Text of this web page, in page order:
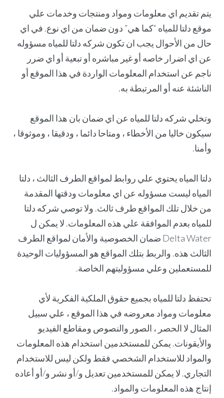
يتم تقديم اي معلومات ومواد ومنتجات وخدمات علي
موقع دلتا للمياه “كما هي” دون ضمان من اي نوع. في اي
حال من الأحوال يجب ان تكون شركه دلتا للمياه مسؤوله
عن اي اضرار خاصه أو غير مباشره أو تبعية أو اي ضرر
ناجم عن استخدام المعلومات الواردة في هذا الموقع أو
الناشئة عنه أو المرتبطة به.
وتخلي شركه دلتا للمياه عن اي ضمان بان هذا الموقع
سيكون خاليا من الأخطاء ، ومتاحا دائما ، ودقيقا ، وموثوقا ،
وأمنا.
دلتا المياه يحتوي علي روابط لمواقع الطرف الثالث ، دلتا
المياه ليست مسؤوله عن اي معلومات ودقتها المقدمة
من خلال تلك المواقع طرف ثالث. ولا توصي شركه دلتا
للمياه بعدم الموافقة علي هذه المعلومات. لا يمكن ل
Delta Water ضمان الخصوصية والأمان لمواقع الطرف
الثالث هذه. والربط بتلك المواقع هو المسؤوليات الوحيدة
للمستعملين وعلي مسؤوليتهم الخاصة.
تحتفظ دلتا للمياه بجميع حقوق الملكية الفكرية لأي
معلومات ومواد معروضه في هذا الموقع ، علي سبيل
المثال لا الحصر ، الصور والنصوص ومقاطع الفيديو
والأيقونات. يمكن للمستخدمين استخدام هذه المعلومات
والمواد للاستخدام الشخصي فقط ولكن ليس للاستخدام
التجاري. لا يمكن للمستخدمين تعديل و/أو نشر و/أو أعاده
إنتاج هذه المعلومات والمواد.